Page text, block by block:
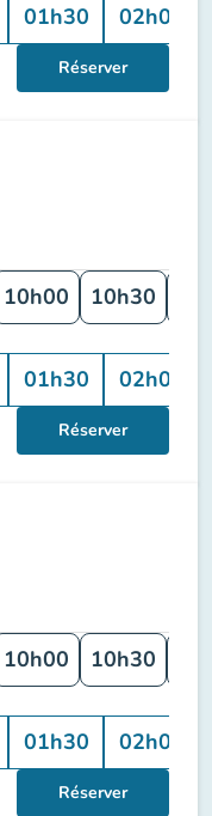
01h30 02h00
Réserver
10h00 10h30
01h30 02h00
Réserver
10h00 10h30
01h30 02h00
Réserver